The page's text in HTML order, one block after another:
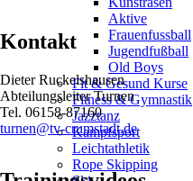
Aktive
Frauenfussball
Jugendfußball
Old Boys
Fit & Gesund Kurse
Fitness & Gymnastik
Jazztanz
Kampfsport
Leichtathletik
Rope Skipping
Kontakt
Dieter Ruckelshausen
Abteilungsleiter Turnen
Tel. 06158-87160
turnen@tv-crumstadt.de